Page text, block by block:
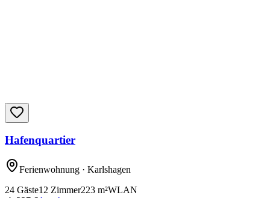
Hafenquartier
Ferienwohnung · Karlshagen
24 Gäste12 Zimmer223 m²WLAN